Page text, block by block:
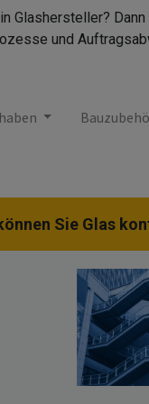
Glashersteller?
und
Sie Glas